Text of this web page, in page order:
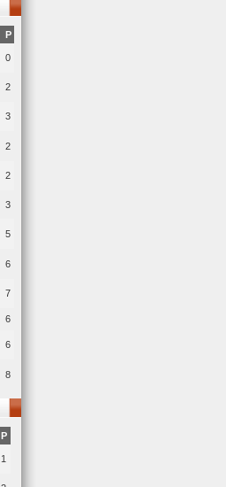
P
0
2
3
2
2
3
5
6
7
6
6
8
P
1